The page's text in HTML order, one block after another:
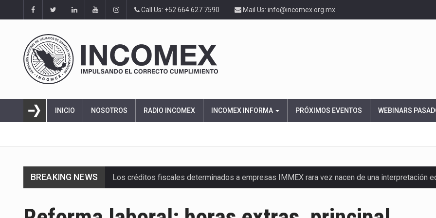
Call Us: +52 664 627 7590 Mail Us: info@incomex.org.mx
INICIO NOSOTROS RADIO INCOMEX INCOMEX INFORMA PRÓXIMOS EVENTOS WEBINARS
BREAKING NEWS Los créditos fiscales determinados a empresas IMMEX rara vez nacen de una interpretación